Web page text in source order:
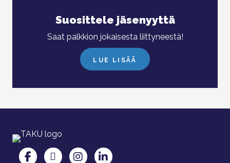
Suosittele jäsenyyttä
Saat palkkion jokaisesta liittyneestä!
LUE LISÄÄ
TAKU Facebookissa
TAKU Twitterissä
TAKU Instagramissa
TAKU LinkedInissä